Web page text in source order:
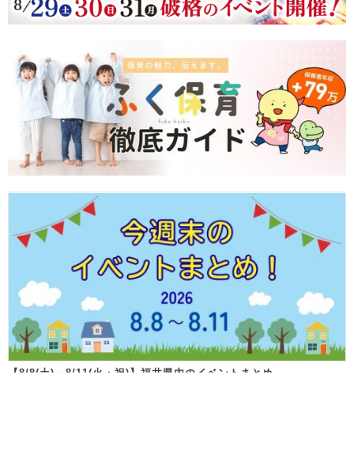
【8/8(土)～8/11(火・祝)】福井県内のイベントまとめ